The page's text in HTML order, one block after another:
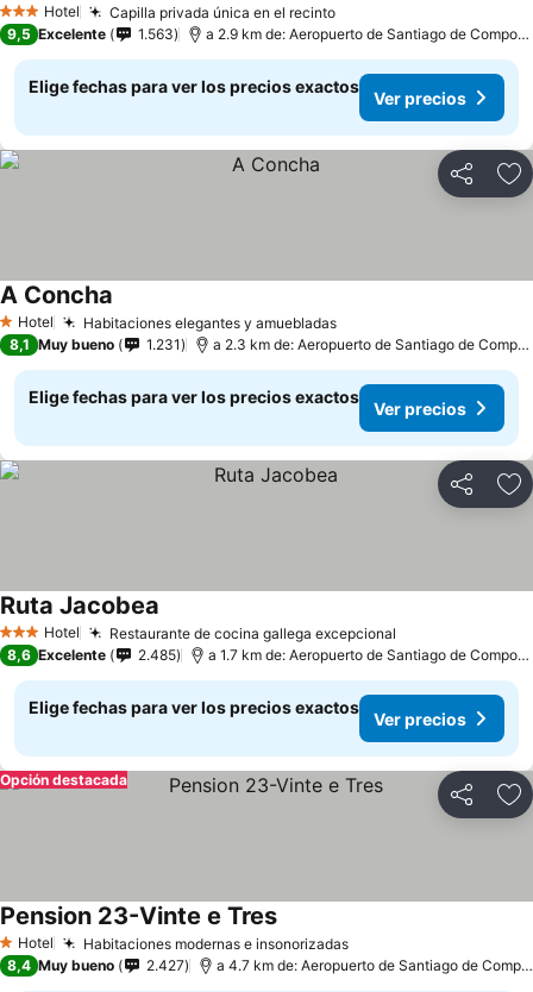
3 Estrellas
Hotel Capilla privada única en el recinto
9,5 Excelente 1.563 a 2.9 km de: Aeropuerto de Santiago de Compostela
Elige fechas para ver los precios exactos
Ver precios
Compartir
1 Estrellas
Hotel Habitaciones elegantes y amuebladas
A Concha
8,1 Muy bueno 1.231 a 2.3 km de: Aeropuerto de Santiago de Compostela
Elige fechas para ver los precios exactos
Ver precios
Compartir
3 Estrellas
Hotel Restaurante de cocina gallega excepcional
Ruta Jacobea
8,6 Excelente 2.485 a 1.7 km de: Aeropuerto de Santiago de Compostela
Elige fechas para ver los precios exactos
Ver precios
Compartir
Opción destacada
1 Estrellas
Hotel Habitaciones modernas e insonorizadas
Pension 23-Vinte e Tres
8,4 Muy bueno 2.427 a 4.7 km de: Aeropuerto de Santiago de Compostela